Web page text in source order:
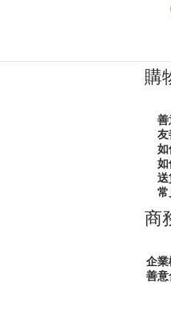
購
善
友
如
如
送
常
商
企業
善意